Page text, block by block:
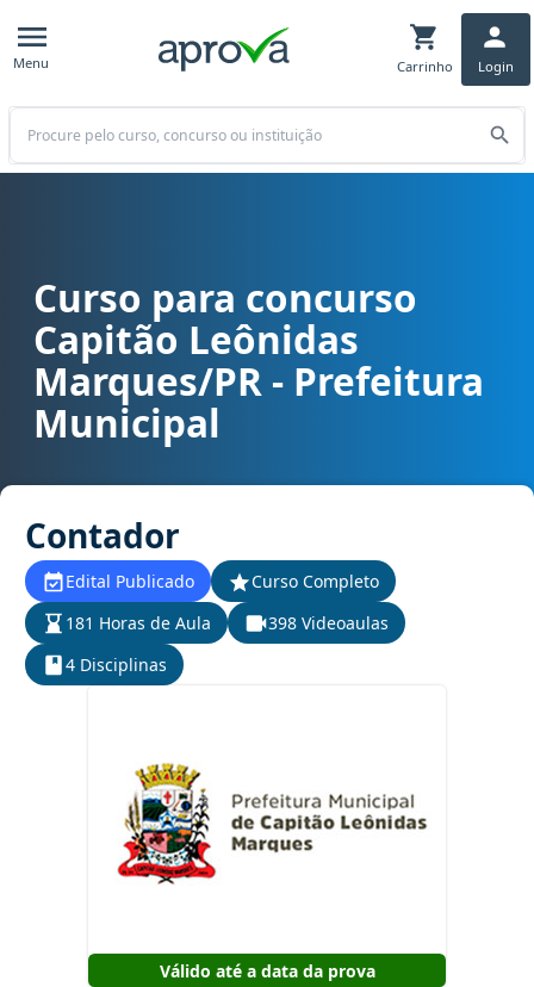
Menu Carrinho Login
Buscar
Curso para concurso Capitão Leônidas Marques/PR - Prefeitura
Curso para concurso
Capitão Leônidas
Marques/PR - Prefeitura
Municipal
Contador
Edital Publicado
Curso Completo
181 Horas de Aula
398 Videoaulas
4 Disciplinas
Válido até a data da prova